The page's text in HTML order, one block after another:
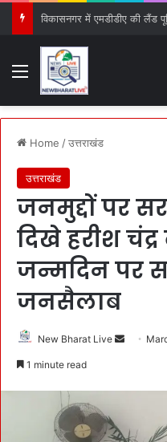
Menu
Home /उत्तराखंड
उत्तराखंड
जनमुद्दों पर
दिखे हरीश चंद्र
जन्मदिन पर
जनसैलाब
New Bharat Live
n
1 minute read